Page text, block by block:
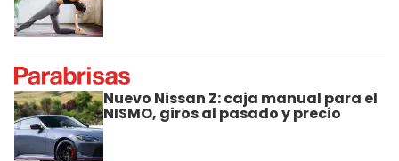
Nuevo Nissan Z: caja manual para el
NISMO, giros al pasado y precio